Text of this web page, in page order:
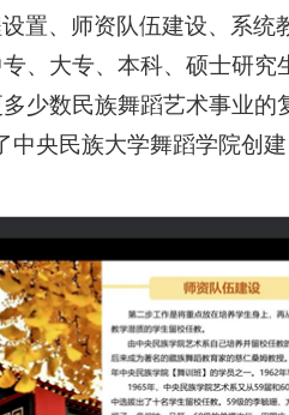
置、师资队伍建设、系
、大专、本科、硕士研
少数民族舞蹈艺术事业
中央民族大学舞蹈学院创